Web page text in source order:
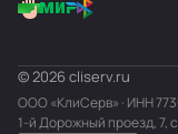
© 2026 cliserv.ru
ООО «КлиСерв» · ИНН
1-й Дорожный проезд, 7,